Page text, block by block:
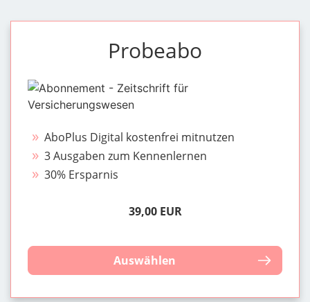
Probeabo
AboPlus Digital kostenfrei mitnutzen
3 Ausgaben zum Kennenlernen
30% Ersparnis
39,00 EUR
Auswählen